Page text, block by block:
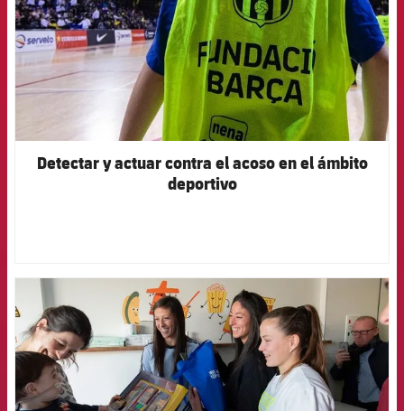
Detectar y actuar contra el acoso en el ámbito
deportivo
FCB Barcelona badge